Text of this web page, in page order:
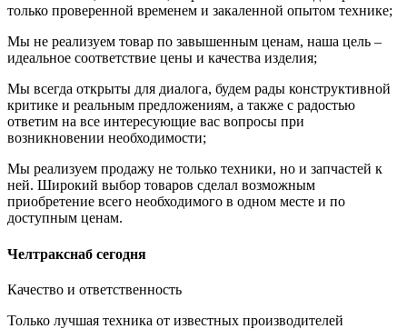
только проверенной временем и закаленной опытом технике;
Мы не реализуем товар по завышенным ценам, наша цель –
идеальное соответствие цены и качества изделия;
Мы всегда открыты для диалога, будем рады конструктивной
критике и реальным предложениям, а также с радостью
ответим на все интересующие вас вопросы при
возникновении необходимости;
Мы реализуем продажу не только техники, но и запчастей к
ней. Широкий выбор товаров сделал возможным
приобретение всего необходимого в одном месте и по
доступным ценам.
Челтракcнаб сегодня
Качество и ответственность
Только лучшая техника от известных производителей